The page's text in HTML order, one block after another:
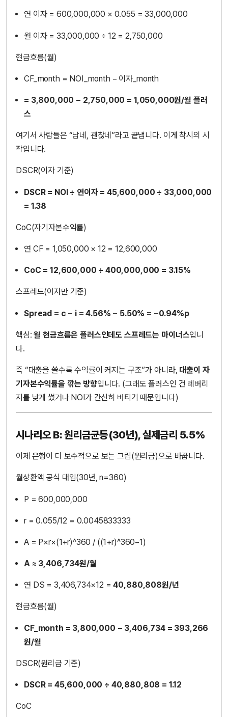
연 이자 = 600,000,000 × 0.055 = 33,000,000
월 이자 = 33,000,000 ÷ 12 = 2,750,000
현금흐름(월)
CF_month = NOI_month − 이자_month
= 3,800,000 − 2,750,000 = 1,050,000원/월 플러
스
여기서 사람들은 “남네, 괜찮네”라고 끝냅니다. 이게 착시의 시
작입니다.
DSCR(이자 기준)
DSCR = NOI ÷ 연이자 = 45,600,000 ÷ 33,000,000
= 1.38
CoC(자기자본수익률)
연 CF = 1,050,000 × 12 = 12,600,000
CoC = 12,600,000 ÷ 400,000,000 = 3.15%
스프레드(이자만 기준)
Spread = c − i = 4.56% − 5.50% = −0.94%p
핵심:월 현금흐름은 플러스인데도 스프레드는 마이너스입니
다.
즉 “대출을 쓸수록 수익률이 커지는 구조”가 아니라, 대출이 자
기자본수익률을 깎는 방향입니다. (그래도 플러스인 건 레버리
지를 낮게 썼거나 NOI가 간신히 버티기 때문입니다)
시나리오 B: 원리금균등(30년), 실제금리 5.5%
이제 은행이 더 보수적으로 보는 그림(원리금)으로 바꿉니다.
월상환액 공식 대입(30년, n=360)
P = 600,000,000
r = 0.055/12 = 0.0045833333
A = P×r×(1+r)^360 / ((1+r)^360−1)
A ≈ 3,406,734원/월
연 DS = 3,406,734×12 =40,880,808원/년
현금흐름(월)
CF_month = 3,800,000 − 3,406,734 = 393,266
원/월
DSCR(원리금 기준)
DSCR = 45,600,000 ÷ 40,880,808 = 1.12
CoC